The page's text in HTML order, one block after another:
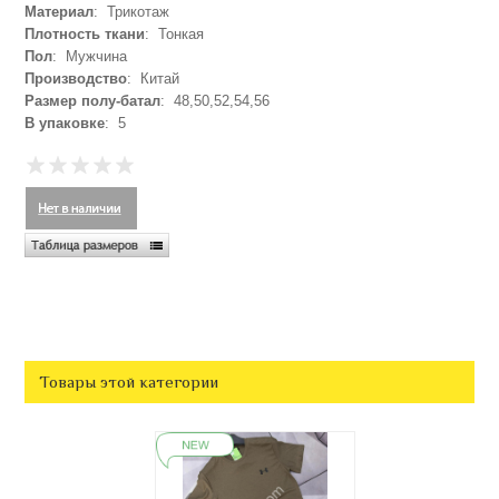
Материал: Трикотаж
Плотность ткани: Тонкая
Пол: Мужчина
Производство: Китай
Размер полу-батал: 48,50,52,54,56
В упаковке: 5
Товары этой категории